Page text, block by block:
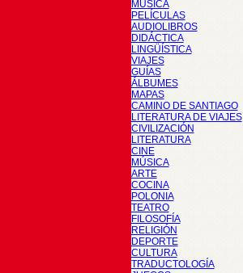
MÚSICA
PELÍCULAS
AUDIOLIBROS
DIDÁCTICA
LINGÜÍSTICA
VIAJES
GUÍAS
ÁLBUMES
MAPAS
CAMINO DE SANTIAGO
LITERATURA DE VIAJES
CIVILIZACIÓN
LITERATURA
CINE
MÚSICA
ARTE
COCINA
POLONIA
TEATRO
FILOSOFÍA
RELIGIÓN
DEPORTE
CULTURA
TRADUCTOLOGÍA